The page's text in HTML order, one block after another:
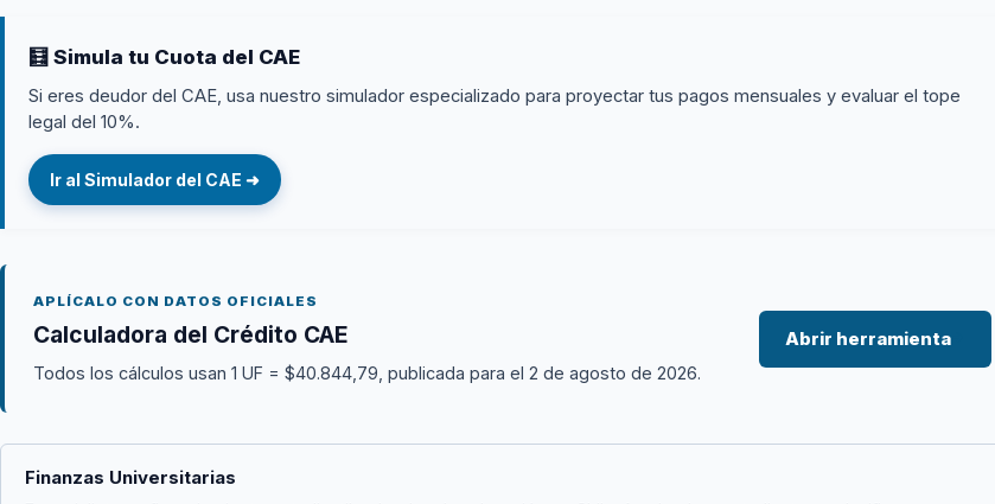
🧮 Simula tu Cuota del CAE
Si eres deudor del CAE, usa nuestro simulador especializado para proyectar tus pagos mensuales y evaluar el tope
legal del 10%.
Ir al Simulador del CAE ➜
APLÍCALO CON DATOS OFICIALES
Calculadora del Crédito CAE
Todos los cálculos usan 1 UF = $40.844,79, publicada para el 2 de agosto de 2026.
Abrir herramienta→
Finanzas Universitarias